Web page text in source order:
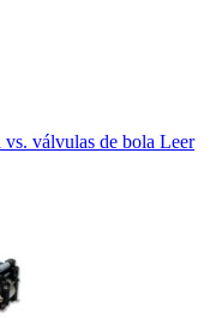
válvulas de bola Leer